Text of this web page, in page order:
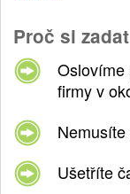
Proč si
Oslovíme
firmy v
Ušetříte